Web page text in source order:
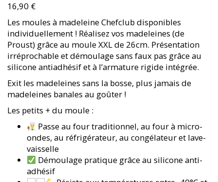
16,90 €
Les moules à madeleine Chefclub disponibles
individuellement ! Réalisez vos madeleines (de
Proust) grâce au moule XXL de 26cm. Présentation
irréprochable et démoulage sans faux pas grâce au
silicone antiadhésif et à l’armature rigide intégrée.
Exit les madeleines sans la bosse, plus jamais de
madeleines banales au goûter !
Les petits + du moule :
Passe au four traditionnel, au four à micro-
ondes, au réfrigérateur, au congélateur et lave-
vaisselle
Démoulage pratique grâce au silicone anti-
adhésif